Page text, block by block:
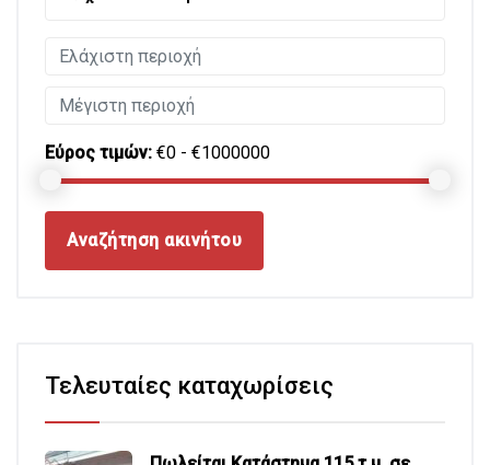
Εύρος τιμών: €0 - €1000000
Αναζήτηση ακινήτου
Τελευταίες καταχωρίσεις